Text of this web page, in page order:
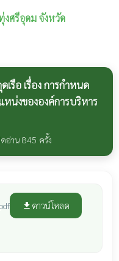
งศรีอุดม จังหวัด
รือ เรื่อง การกำหนด
หน่งขององค์การบริหาร
ดอ่าน 845 ครั้ง
file_download ดาวน์โหลด